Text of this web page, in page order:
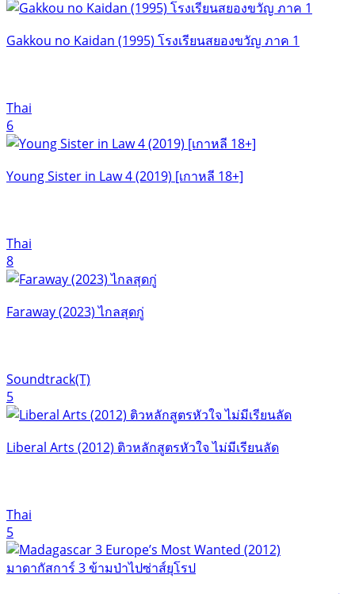
Gakkou no Kaidan (1995) โรงเรียนสยองขวัญ ภาค 1
Thai
6
Young Sister in Law 4 (2019) [เกาหลี 18+]
Thai
8
Faraway (2023) ไกลสุดกู่
Soundtrack(T)
5
Liberal Arts (2012) ติวหลักสูตรหัวใจ ไม่มีเรียนลัด
Thai
5